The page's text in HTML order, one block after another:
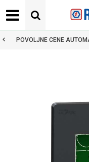
POVOLJNE CENE